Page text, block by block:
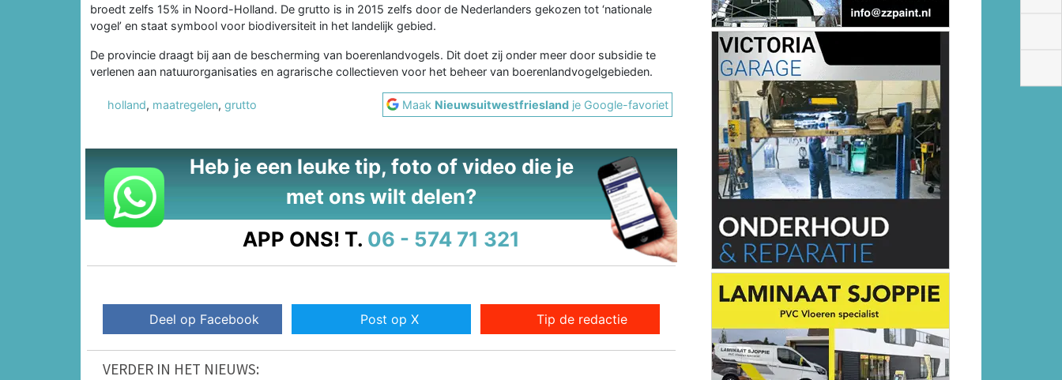
broedt zelfs 15% in Noord-Holland. De grutto is in 2015 zelfs door de Nederlanders gekozen tot ‘nationale
vogel’ en staat symbool voor biodiversiteit in het landelijk gebied.
De provincie draagt bij aan de bescherming van boerenlandvogels. Dit doet zij onder meer door subsidie te
verlenen aan natuurorganisaties en agrarische collectieven voor het beheer van boerenlandvogelgebieden.
holland, maatregelen, grutto Maak Nieuwsuitwestfriesland je Google-favoriet
Heb je een leuke tip, foto of video die je
met ons wilt delen?
APP ONS! T. 06 - 574 71 321
Deel op Facebook Post op X Tip de redactie
VERDER IN HET NIEUWS: